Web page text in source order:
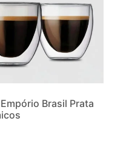
Brasil Prata